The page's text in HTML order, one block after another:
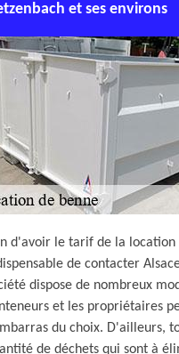
et ses environs
d'avoir le tarif de la location
de contacter
dispose de nombreux
et les propriétaires
du choix. D'ailleurs,
de déchets qui sont à